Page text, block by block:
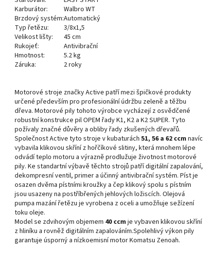
Karburátor:
Walbro WT
Brzdový systém:Automatický
Typ řetězu:
3/8x1,5
Velikost lišty:
45 cm
Rukojeť:
Antivibrační
Hmotnost:
5.2 kg
Záruka:
2 roky
Motorové stroje značky Active patří mezi špičkové produkty
určené především pro profesionální údržbu zeleně a těžbu
dřeva. Motorové pily tohoto výrobce vycházejí z osvědčené
robustní konstrukce pil OPEM řady K1, K2 a K2 SUPER. Tyto
požívaly značné důvěry a obliby řady zkušených dřevařů.
Společnost Active tyto stroje v kubaturách 51, 56 a 62 ccm navíc
vybavila klikovou skříní z hořčíkové slitiny, která mnohem lépe
odvádí teplo motoru a výrazně prodlužuje životnost motorové
pily. Ke standartní výbavě těchto strojů patří digitální zapalování,
dekompresní ventil, primer a účinný antivibrační systém. Píst je
osazen dvěma pístními kroužky a čep klikový spolu s pístním
jsou usazeny na postříbřených jehlových ložiscích. Olejová
pumpa mazání řetězu je vyrobena z oceli a umožňuje sežízení
toku oleje.
Model se zdvihovým objemem 40 ccm je vybaven klikovou skříní
z hliníku a rovněž digitálním zapalováním.Spolehlivý výkon pily
garantuje úsporný a nízkoemisní motor Komatsu Zenoah.